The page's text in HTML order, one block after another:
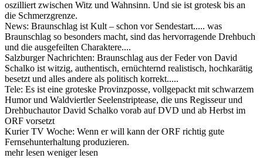
oszilliert zwischen Witz und Wahnsinn. Und sie ist grotesk bis an
die Schmerzgrenze.
News: Braunschlag ist Kult – schon vor Sendestart..... was
Braunschlag so besonders macht, sind das hervorragende Drehbuch
und die ausgefeilten Charaktere....
Salzburger Nachrichten: Braunschlag aus der Feder von David
Schalko ist witzig, authentisch, ernüchternd realistisch, hochkarätig
besetzt und alles andere als politisch korrekt.....
Tele: Es ist eine groteske Provinzposse, vollgepackt mit schwarzem
Humor und Waldviertler Seelenstriptease, die uns Regisseur und
Drehbuchautor David Schalko vorab auf DVD und ab Herbst im
ORF vorsetzt
Kurier TV Woche: Wenn er will kann der ORF richtig gute
Fernsehunterhaltung produzieren.
mehr lesen weniger lesen